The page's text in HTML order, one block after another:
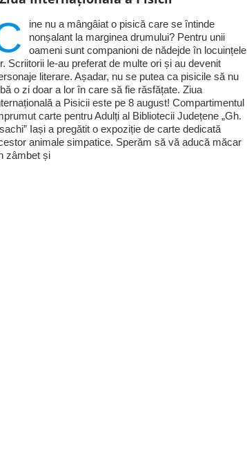
ine nu a mângâiat o pisică care se întinde
nonșalant la marginea drumului? Pentru unii
oameni sunt companioni de nădejde în locuințele
Scriitorii le-au preferat de multe ori și au devenit
literare. Așadar, nu se putea ca pisicile să nu
o zi doar a lor în care să fie răsfățate. Ziua
a Pisicii este pe 8 august! Compartimentul
carte pentru Adulți al Bibliotecii Județene „Gh.
Iași a pregătit o expoziție de carte dedicată
animale simpatice. Sperăm să vă aducă măcar
zâmbet și